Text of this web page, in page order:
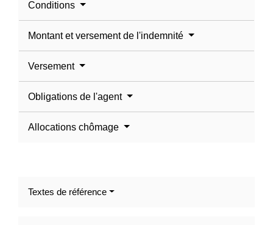
Conditions
Montant et versement de l'indemnité
Versement
Obligations de l'agent
Allocations chômage
Textes de référence